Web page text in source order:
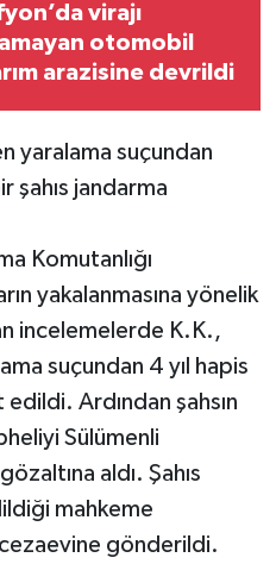
virajı
otomobil
arazisine devrildi
yaralama suçundan
şahıs jandarma
Komutanlığı
yakalanmasına yönelik
incelemelerde K.K.,
suçundan 4 yıl hapis
edildi. Ardından şahsın
Sülümenli
aldı. Şahıs
mahkeme
gönderildi.